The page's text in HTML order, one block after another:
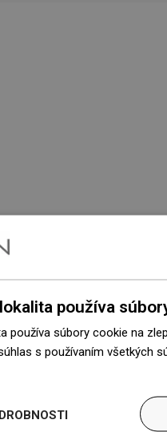
používa
používa súbory cookie na
s používaním všetkých